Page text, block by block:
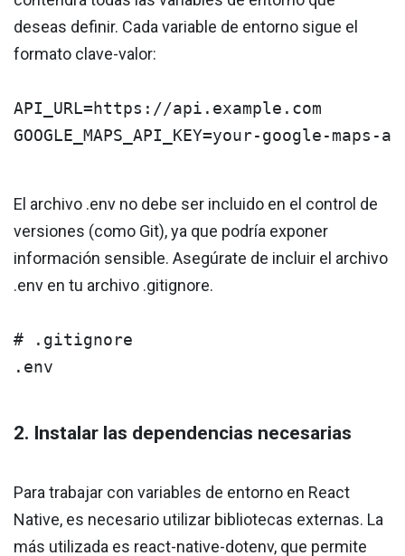
deseas definir. Cada variable de entorno sigue el
formato clave-valor:
API_URL=https://api.example.com
GOOGLE_MAPS_API_KEY=your-google-maps-
El archivo .env no debe ser incluido en el control de
versiones (como Git), ya que podría exponer
información sensible. Asegúrate de incluir el archivo
.env en tu archivo .gitignore.
# .gitignore
.env
2. Instalar las dependencias necesarias
Para trabajar con variables de entorno en React
Native, es necesario utilizar bibliotecas externas. La
más utilizada es react-native-dotenv, que permite